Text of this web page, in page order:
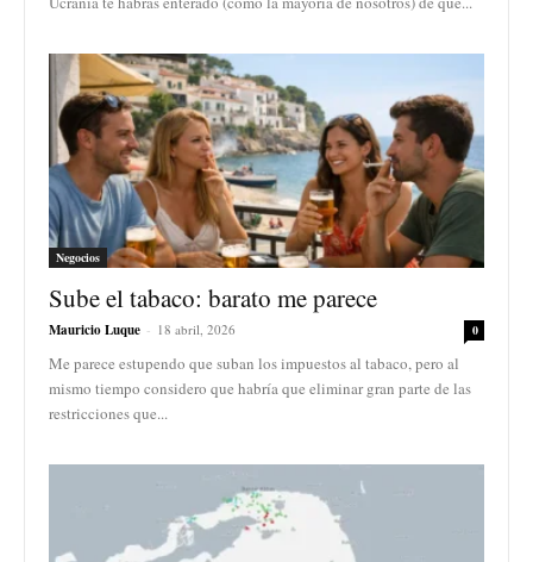
Negocios
Sube el tabaco: barato me parece
Mauricio Luque - 18 abril, 2026 0
Me parece estupendo que suban los impuestos al tabaco, pero al
mismo tiempo considero que habría que eliminar gran parte de las
restricciones que...